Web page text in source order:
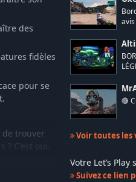
des
fidèles
pour se
de trouver
C'est oui.
ennemis
🔴
Voir toutes les
Votre Let’s
Suivez ce lien